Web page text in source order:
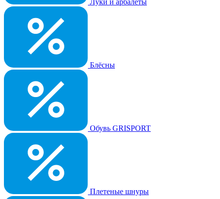
Луки и арбалеты
Блёсны
Обувь GRISPORT
Плетеные шнуры